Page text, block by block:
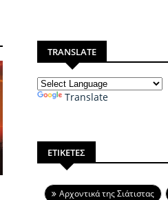
TRANSLATE
Translate
ΕΤΙΚΕΤΕΣ
Aρχοντικά της Σιάτιστας